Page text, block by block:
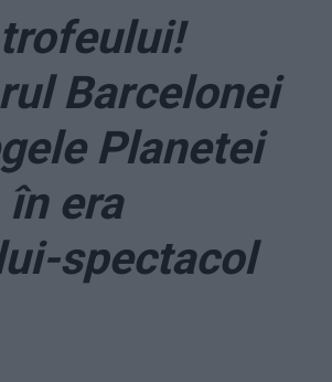
Barcelonei
Planetei
era
spectacol